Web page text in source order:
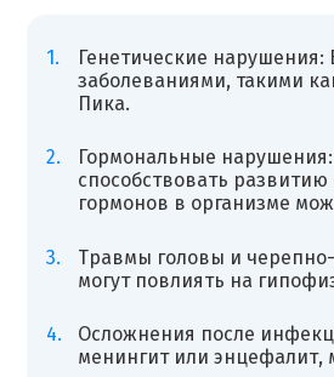
Генетические
заболеваниями, такими
Пика.
Гормональные
способствовать
гормонов в организме
Травмы головы и
могут повлиять на
Осложнения после
менингит или энцефалит,